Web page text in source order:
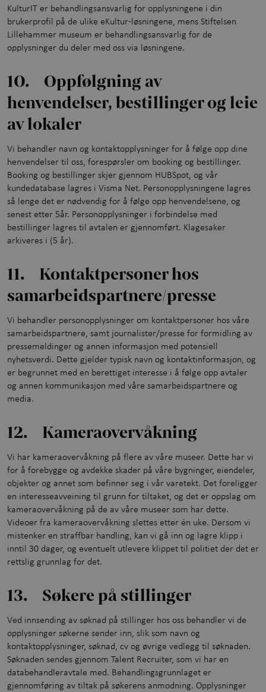
KulturIT er behandlingsansvarlig for opplysningene i din
brukerprofil på de ulike eKultur-løsningene, mens Stiftelsen
Lillehammer museum er behandlingsansvarlig for de
opplysninger du deler med oss via løsningene.
10. Oppfølgning av
henvendelser, bestillinger og leie
av lokaler
Vi behandler navn og kontaktopplysninger for å følge opp dine
henvendelser til oss, forespørsler om booking og bestillinger.
Booking og bestillinger skjer gjennom HUBSpot, og vår
kundedatabase lagres i Visma Net. Personopplysningene lagres
så lenge det er nødvendig for å følge opp henvendelsene, og
senest etter 5år. Personopplysninger i forbindelse med
bestillinger lagres til avtalen er gjennomført. Klagesaker
arkiveres i (5 år).
11. Kontaktpersoner hos
samarbeidspartnere/presse
Vi behandler personopplysninger om kontaktpersoner hos våre
samarbeidspartnere, samt journalister/presse for formidling av
pressemeldinger og annen informasjon med potensiell
nyhetsverdi. Dette gjelder typisk navn og kontaktinformasjon, og
er begrunnet med en berettiget interesse i å følge opp avtaler
og annen kommunikasjon med våre samarbeidspartnere og
media.
12. Kameraovervåkning
Vi har kameraovervåkning på flere av våre museer. Dette har vi
for å forebygge og avdekke skader på våre bygninger, eiendeler,
objekter og annet som befinner seg i vår varetekt. Det foreligger
en interesseavveining til grunn for tiltaket, og det er oppslag om
kameraovervåkning på de av våre museer som har dette.
Videoer fra kameraovervåkning slettes etter én uke. Dersom vi
mistenker en straffbar handling, kan vi gå inn og lagre klipp i
inntil 30 dager, og eventuelt utlevere klippet til politiet der det er
rettslig grunnlag for det.
13. Søkere på stillinger
Ved innsending av søknad på stillinger hos oss behandler vi de
opplysninger søkerne sender inn, slik som navn og
kontaktopplysninger, søknad, cv og øvrige vedlegg til søknaden.
Søknaden sendes gjennom Talent Recruiter, som vi har en
databehandleravtale med. Behandlingsgrunnlaget er
gjennomføring av tiltak på søkerens anmodning. Opplysninger